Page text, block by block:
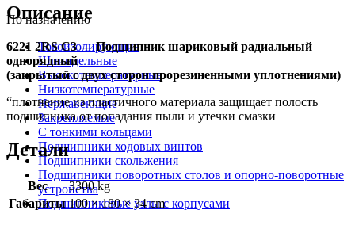
По назначению
Токоизолирующие
Шпиндельные
Высокотемпературные
Низкотемпературные
Нержавеющие
Закрепляемые
С тонкими кольцами
Подшипники ходовых винтов
Подшипники скольжения
Подшипники поворотных столов и опорно-поворотные
устройства
Подшипниковые узлы с корпусами
Описание
6221 2RS C3 — Подшипник шариковый радиальный
однорядный
(закрытый с двух сторон прорезиненными уплотнениями)
“плотнение из пластичного материала защищает полость
подшипника от попадания пыли и утечки смазки
Детали
Вес
3300 kg
Габариты 100 × 180 × 34 cm